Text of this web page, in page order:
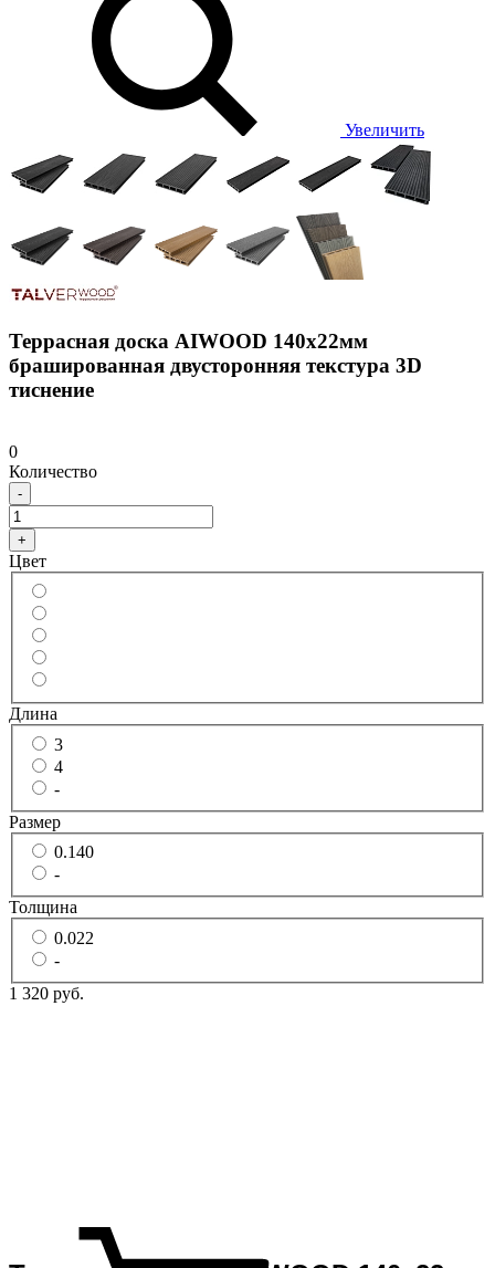
Увеличить
Террасная доска AIWOOD 140х22мм
брашированная двусторонняя текстура 3D
тиснение
0
Количество
-
+
Цвет
Длина
3
4
-
Размер
0.140
-
Толщина
0.022
-
1 320 руб.